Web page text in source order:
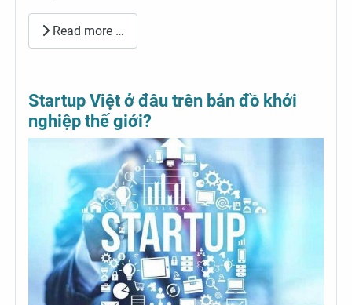
Read more …
Startup Việt ở đâu trên bản đồ khởi
nghiệp thế giới?